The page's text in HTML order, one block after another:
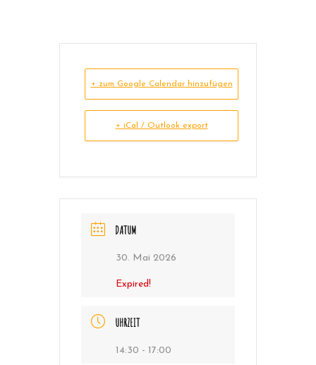
+ zum Google Calendar hinzufügen
+ iCal / Outlook export
DATUM
30. Mai 2026
Expired!
UHRZEIT
14:30 - 17:00